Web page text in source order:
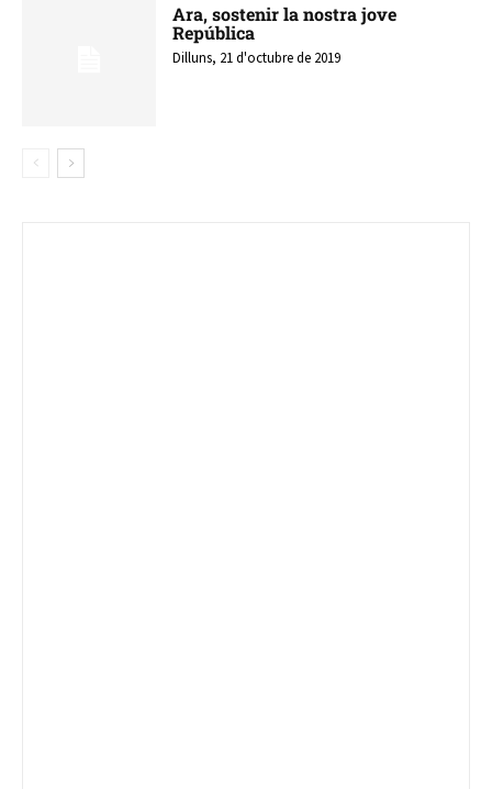
Ara, sostenir la nostra jove
República
Dilluns, 21 d'octubre de 2019